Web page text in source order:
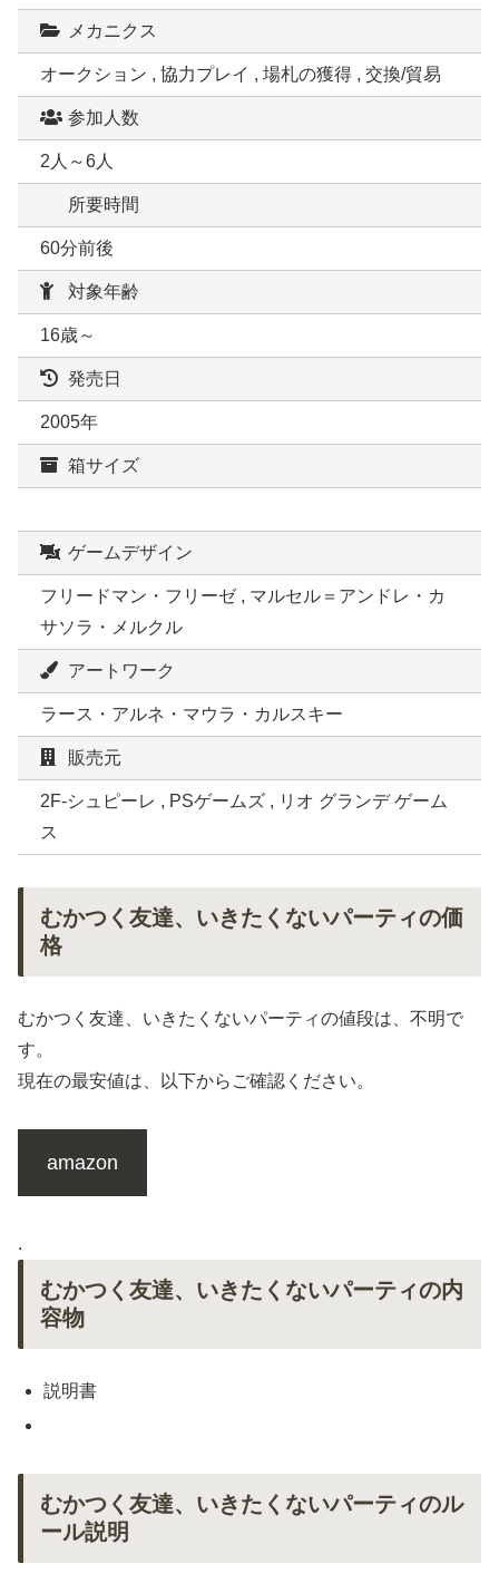
メカニクス
オークション , 協力プレイ , 場札の獲得 , 交換/貿易
参加人数
2人～6人
所要時間
60分前後
対象年齢
16歳～
発売日
2005年
箱サイズ
ゲームデザイン
フリードマン・フリーゼ , マルセル＝アンドレ・カ
サソラ・メルクル
アートワーク
ラース・アルネ・マウラ・カルスキー
販売元
2F-シュピーレ , PSゲームズ , リオ グランデ ゲーム
ス
むかつく友達、いきたくないパーティの価
格
むかつく友達、いきたくないパーティの値段は、不明で
す。
現在の最安値は、以下からご確認ください。
amazon
.
むかつく友達、いきたくないパーティの内
容物
説明書
むかつく友達、いきたくないパーティのル
ール説明